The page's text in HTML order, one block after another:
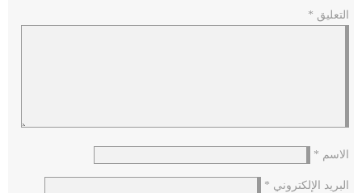
التعليق *
الاسم *
البريد الإلكتروني *